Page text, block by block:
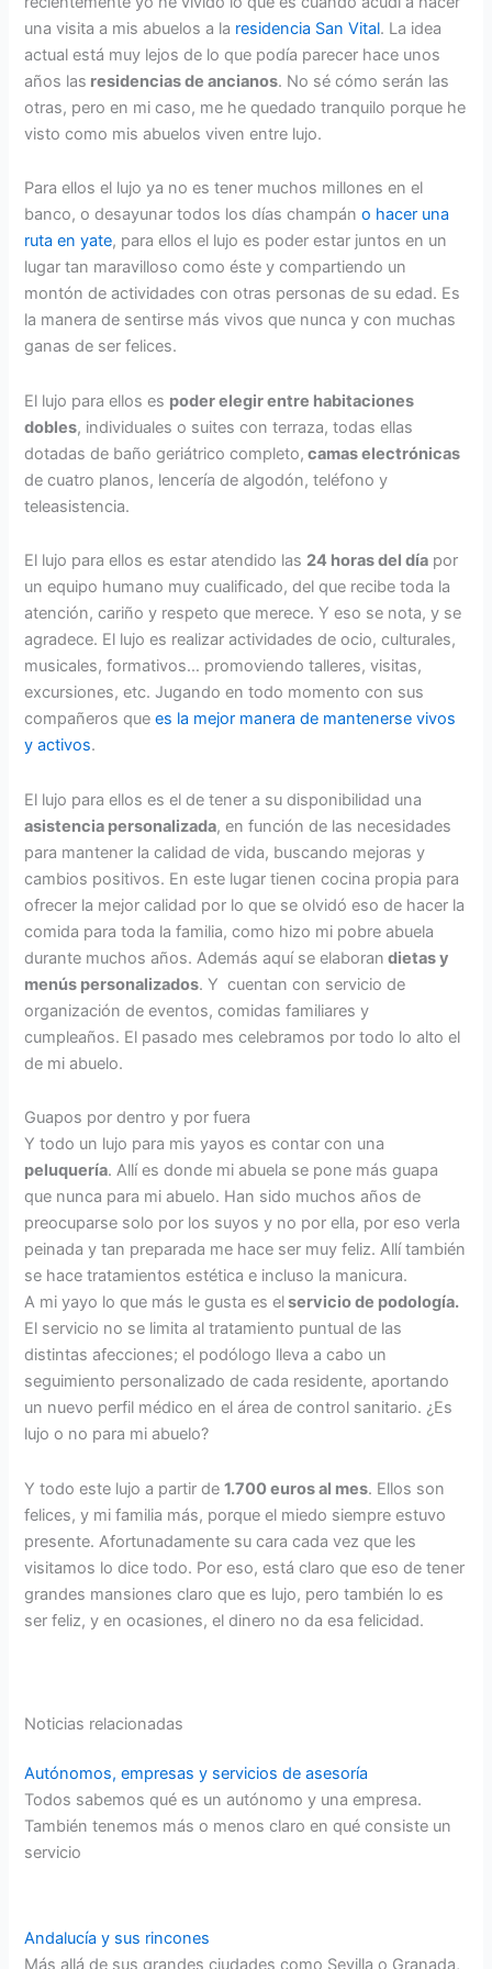
una visita a mis abuelos a la residencia San Vital. La idea
actual está muy lejos de lo que podía parecer hace unos
años las residencias de ancianos. No sé cómo serán las
otras, pero en mi caso, me he quedado tranquilo porque he
visto como mis abuelos viven entre lujo.
Para ellos el lujo ya no es tener muchos millones en el
banco, o desayunar todos los días champán o hacer una
ruta en yate, para ellos el lujo es poder estar juntos en un
lugar tan maravilloso como éste y compartiendo un
montón de actividades con otras personas de su edad. Es
la manera de sentirse más vivos que nunca y con muchas
ganas de ser felices.
El lujo para ellos es poder elegir entre habitaciones
dobles, individuales o suites con terraza, todas ellas
dotadas de baño geriátrico completo, camas electrónicas
de cuatro planos, lencería de algodón, teléfono y
teleasistencia.
El lujo para ellos es estar atendido las 24 horas del día por
un equipo humano muy cualificado, del que recibe toda la
atención, cariño y respeto que merece. Y eso se nota, y se
agradece. El lujo es realizar actividades de ocio, culturales,
musicales, formativos… promoviendo talleres, visitas,
excursiones, etc. Jugando en todo momento con sus
compañeros quees la mejor manera de mantenerse vivos
y activos.
El lujo para ellos es el de tener a su disponibilidad una
asistencia personalizada, en función de las necesidades
para mantener la calidad de vida, buscando mejoras y
cambios positivos. En este lugar tienen cocina propia para
ofrecer la mejor calidad por lo que se olvidó eso de hacer la
comida para toda la familia, como hizo mi pobre abuela
durante muchos años. Además aquí se elaboran dietas y
menús personalizados. Y cuentan con servicio de
organización de eventos, comidas familiares y
cumpleaños. El pasado mes celebramos por todo lo alto el
de mi abuelo.
Guapos por dentro y por fuera
Y todo un lujo para mis yayos es contar con una
peluquería. Allí es donde mi abuela se pone más guapa
que nunca para mi abuelo. Han sido muchos años de
preocuparse solo por los suyos y no por ella, por eso verla
peinada y tan preparada me hace ser muy feliz. Allí también
se hace tratamientos estética e incluso la manicura.
A mi yayo lo que más le gusta es el servicio de podología.
El servicio no se limita al tratamiento puntual de las
distintas afecciones; el podólogo lleva a cabo un
seguimiento personalizado de cada residente, aportando
un nuevo perfil médico en el área de control sanitario. ¿Es
lujo o no para mi abuelo?
Y todo este lujo a partir de1.700 euros al mes. Ellos son
felices, y mi familia más, porque el miedo siempre estuvo
presente. Afortunadamente su cara cada vez que les
visitamos lo dice todo. Por eso, está claro que eso de tener
grandes mansiones claro que es lujo, pero también lo es
ser feliz, y en ocasiones, el dinero no da esa felicidad.
Noticias relacionadas
Autónomos, empresas y servicios de asesoría
Todos sabemos qué es un autónomo y una empresa.
También tenemos más o menos claro en qué consiste un
servicio
Andalucía y sus rincones
Más allá de sus grandes ciudades como Sevilla o Granada,